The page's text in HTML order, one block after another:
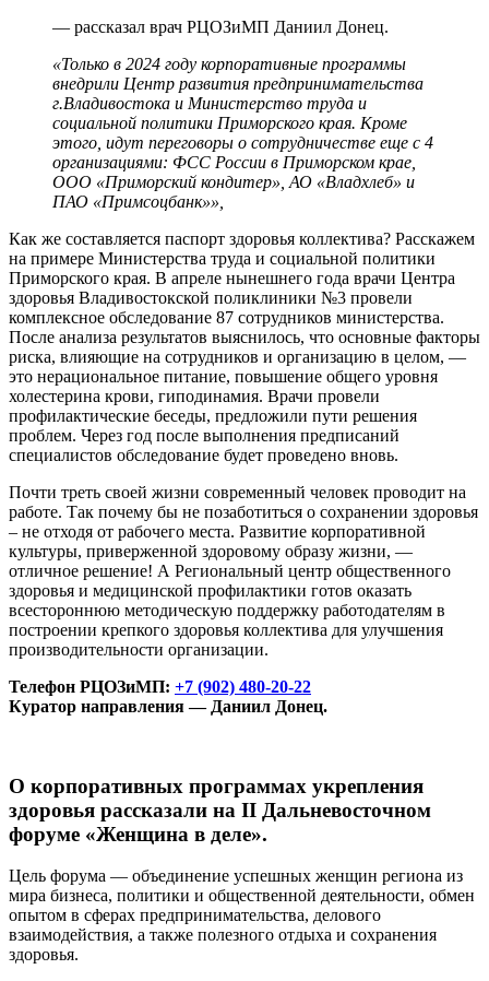
— рассказал врач РЦОЗиМП Даниил Донец.
«Только в 2024 году корпоративные программы
внедрили Центр развития предпринимательства
г.Владивостока и Министерство труда и
социальной политики Приморского края. Кроме
этого, идут переговоры о сотрудничестве еще с 4
организациями: ФСС России в Приморском крае,
ООО «Приморский кондитер», АО «Владхлеб» и
ПАО «Примсоцбанк»»,
Как же составляется паспорт здоровья коллектива? Расскажем
на примере Министерства труда и социальной политики
Приморского края. В апреле нынешнего года врачи Центра
здоровья Владивостокской поликлиники №3 провели
комплексное обследование 87 сотрудников министерства.
После анализа результатов выяснилось, что основные факторы
риска, влияющие на сотрудников и организацию в целом, —
это нерациональное питание, повышение общего уровня
холестерина крови, гиподинамия. Врачи провели
профилактические беседы, предложили пути решения
проблем. Через год после выполнения предписаний
специалистов обследование будет проведено вновь.
Почти треть своей жизни современный человек проводит на
работе. Так почему бы не позаботиться о сохранении здоровья
– не отходя от рабочего места. Развитие корпоративной
культуры, приверженной здоровому образу жизни, —
отличное решение! А Региональный центр общественного
здоровья и медицинской профилактики готов оказать
всестороннюю методическую поддержку работодателям в
построении крепкого здоровья коллектива для улучшения
производительности организации.
Телефон РЦОЗиМП: +7 (902) 480-20-22
Куратор направления — Даниил Донец.
О корпоративных программах укрепления
здоровья рассказали на II Дальневосточном
форуме «Женщина в деле».
Цель форума — объединение успешных женщин региона из
мира бизнеса, политики и общественной деятельности, обмен
опытом в сферах предпринимательства, делового
взаимодействия, а также полезного отдыха и сохранения
здоровья.